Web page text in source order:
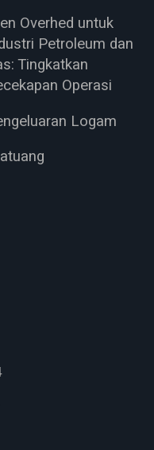
Overhed untuk
Petroleum dan
Tingkatkan
Operasi
Logam